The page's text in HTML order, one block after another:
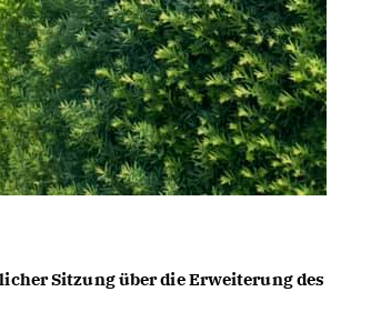
Sitzung über die Erweiterung des